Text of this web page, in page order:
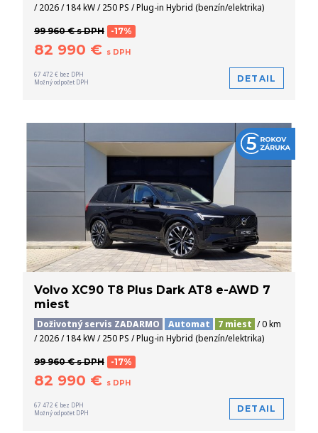
/ 2026 / 184 kW / 250 PS / Plug-in Hybrid (benzín/elektrika)
99 960 € s DPH -17%
82 990 € s DPH
67 472 € bez DPH
Možný odpočet DPH
DETAIL
Volvo XC90 T8 Plus Dark AT8 e-AWD 7
miest
Doživotný servis ZADARMO Automat 7 miest / 0 km
/ 2026 / 184 kW / 250 PS / Plug-in Hybrid (benzín/elektrika)
99 960 € s DPH -17%
82 990 € s DPH
67 472 € bez DPH
Možný odpočet DPH
DETAIL